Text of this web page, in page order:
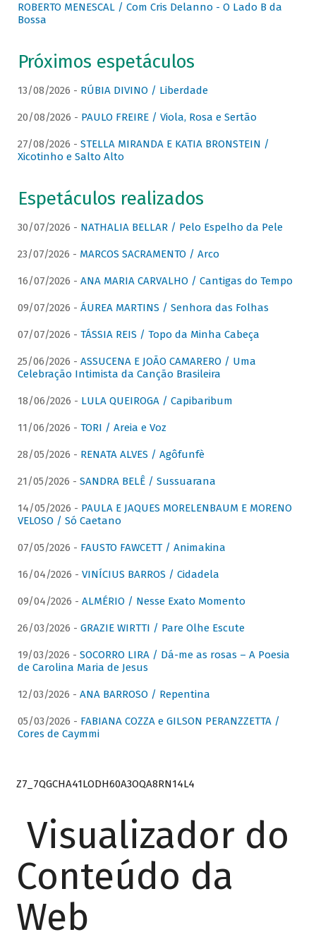
ROBERTO MENESCAL / Com Cris Delanno - O Lado B da
Bossa
Próximos espetáculos
13/08/2026 - RÚBIA DIVINO / Liberdade
20/08/2026 - PAULO FREIRE / Viola, Rosa e Sertão
27/08/2026 - STELLA MIRANDA E KATIA BRONSTEIN /
Xicotinho e Salto Alto
Espetáculos realizados
30/07/2026 - NATHALIA BELLAR / Pelo Espelho da Pele
23/07/2026 - MARCOS SACRAMENTO / Arco
16/07/2026 - ANA MARIA CARVALHO / Cantigas do Tempo
09/07/2026 - ÁUREA MARTINS / Senhora das Folhas
07/07/2026 - TÁSSIA REIS / Topo da Minha Cabeça
25/06/2026 - ASSUCENA E JOÃO CAMARERO / Uma
Celebração Intimista da Canção Brasileira
18/06/2026 - LULA QUEIROGA / Capibaribum
11/06/2026 - TORI / Areia e Voz
28/05/2026 - RENATA ALVES / Agôfunfè
21/05/2026 - SANDRA BELÊ / Sussuarana
14/05/2026 - PAULA E JAQUES MORELENBAUM E MORENO
VELOSO / Só Caetano
07/05/2026 - FAUSTO FAWCETT / Animakina
16/04/2026 - VINÍCIUS BARROS / Cidadela
09/04/2026 - ALMÉRIO / Nesse Exato Momento
26/03/2026 - GRAZIE WIRTTI / Pare Olhe Escute
19/03/2026 - SOCORRO LIRA / Dá-me as rosas – A Poesia
de Carolina Maria de Jesus
12/03/2026 - ANA BARROSO / Repentina
05/03/2026 - FABIANA COZZA e GILSON PERANZZETTA /
Cores de Caymmi
Z7_7QGCHA41LODH60A3OQA8RN14L4
Visualizador do
Conteúdo da
Web